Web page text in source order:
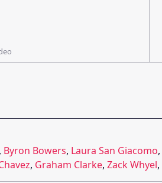
, Byron Bowers, Laura San Giacomo,
, Graham Clarke, Zack Whyel,